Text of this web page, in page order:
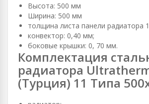
Высота: 500 мм
Ширина: 500 мм
толщина листа панели радиатора
конвектор: 0,40 мм;
боковые крышки: 0, 70 мм.
Комплектация
радиатора
(Турция) 11 Типа